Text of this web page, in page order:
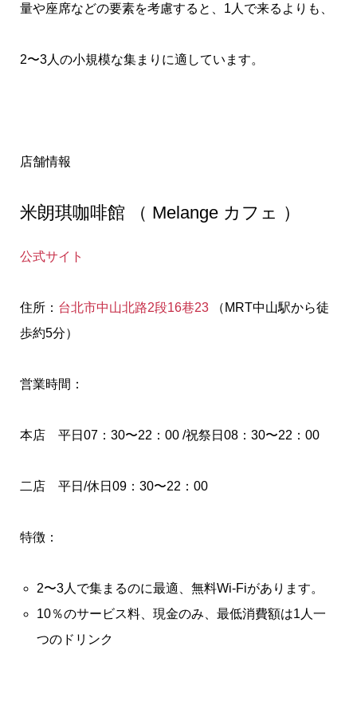
量や座席などの要素を考慮すると、1人で来るよりも、
2〜3人の小規模な集まりに適しています。
店舗情報
米朗琪咖啡館 （ Melange カフェ ）
公式サイト
住所： 台北市中山北路2段16巷23（MRT中山駅から徒
歩約5分）
営業時間：
本店 平日07：30〜22：00 /祝祭日08：30〜22：00
二店 平日/休日09：30〜22：00
特徴：
2〜3人で集まるのに最適、無料Wi-Fiがあります。
10％のサービス料、現金のみ、最低消費額は1人一
つのドリンク